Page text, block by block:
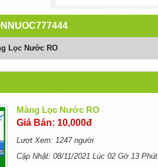
Lọc Nước RO
Màng Lọc Nước RO
Giá Bán: 10,000đ
Lượt Xem: 1247 người
Cập Nhật: 08/11/2021 Lúc 02 Gờ 13 Phút